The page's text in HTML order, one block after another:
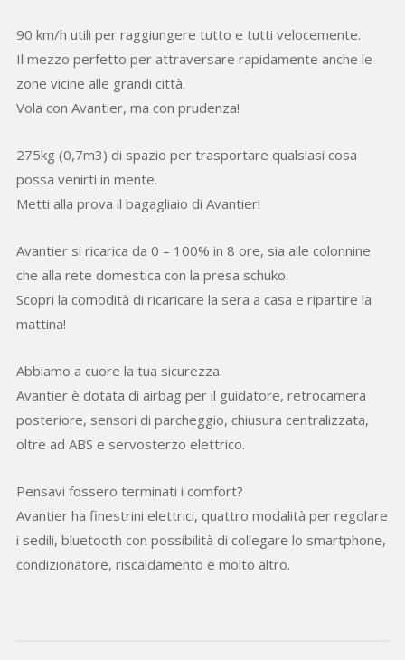
90 km/h utili per raggiungere tutto e tutti velocemente.
Il mezzo perfetto per attraversare rapidamente anche le
zone vicine alle grandi città.
Vola con Avantier, ma con prudenza!
275kg (0,7m3) di spazio per trasportare qualsiasi cosa
possa venirti in mente.
Metti alla prova il bagagliaio di Avantier!
Avantier si ricarica da 0 – 100% in 8 ore, sia alle colonnine
che alla rete domestica con la presa schuko.
Scopri la comodità di ricaricare la sera a casa e ripartire la
mattina!
Abbiamo a cuore la tua sicurezza.
Avantier è dotata di airbag per il guidatore, retrocamera
posteriore, sensori di parcheggio, chiusura centralizzata,
oltre ad ABS e servosterzo elettrico.
Pensavi fossero terminati i comfort?
Avantier ha finestrini elettrici, quattro modalità per regolare
i sedili, bluetooth con possibilità di collegare lo smartphone,
condizionatore, riscaldamento e molto altro.